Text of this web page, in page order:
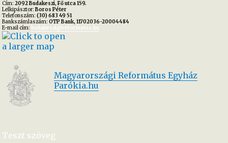
Cím:2092 Budakeszi, Fő utca 159.
Lelkipásztor:Boros Péter
Telefonszám:(30) 683 49 51
Bankszámlaszám:OTP Bank, 11702036-20004484
E-mail cím: budakeszi@reformatus.hu
Magyarországi Református Egyház
Parókia.hu
Teszt szöveg